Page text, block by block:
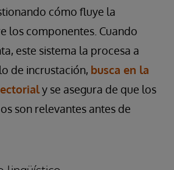
cómo fluye la
los componentes. Cuando
este sistema la procesa a
de incrustación, busca en la
y se asegura de que los
son relevantes antes de